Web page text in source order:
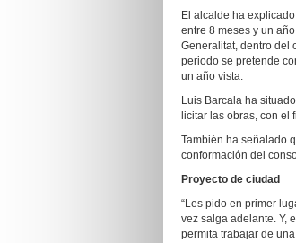
El alcalde ha
entre 8 meses y un
Generalitat, dentro del
periodo se pretende
un año vista.
Luis Barcala ha
licitar las obras, con
También ha señalado
conformación del
Proyecto de ciudad
“Les pido en primer
vez salga adelante. Y,
permita trabajar de